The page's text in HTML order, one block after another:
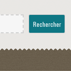
Rechercher